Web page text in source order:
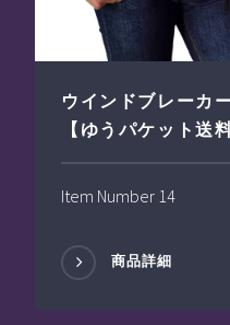
ウインドブレーカ
【ゆうパケット送
Item Number 14
商品詳細